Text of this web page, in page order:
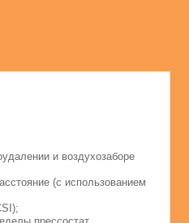
и воздухозаборе
(с использованием